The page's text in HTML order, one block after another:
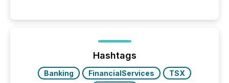
Hashtags
Banking FinancialServices
TSX